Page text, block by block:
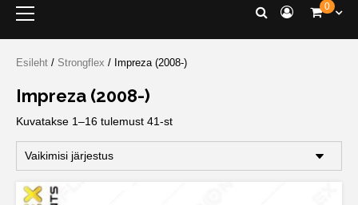
Menu
0
Esileht / Strongflex / Impreza (2008-)
Impreza (2008-)
Kuvatakse 1–16 tulemust 41-st